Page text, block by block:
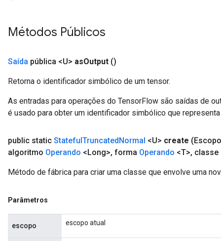
Métodos Públicos
Saída pública <U> asOutput ()
Retorna o identificador simbólico de um tensor.
As entradas para operações do TensorFlow são saídas de
é usado para obter um identificador simbólico que
public static StatefulTruncatedNormal <U> create
algoritmo Operando <Long>, forma Operando <T>, classe
Método de fábrica para criar uma classe que envolve uma
Parâmetros
escopo escopo atual